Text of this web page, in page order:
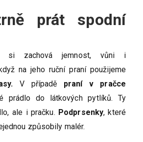
prát spodní
si zachová jemnost, vůni i
na jeho ruční praní použijeme
V případě praní v pračce
prádlo do látkových pytlíků. Ty
ale i pračku. Podprsenky, které
způsobily malér.